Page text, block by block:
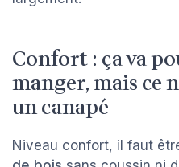
Confort : ça va
manger, mais ce
un canapé
Niveau confort, il faut